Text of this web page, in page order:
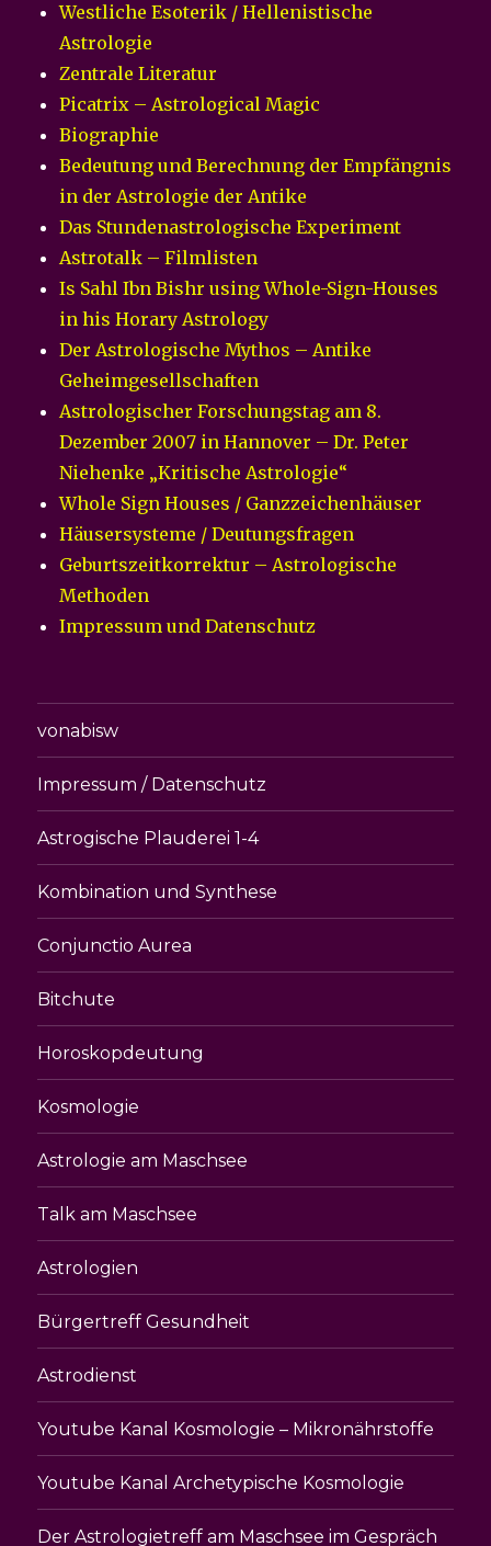
Westliche Esoterik / Hellenistische
Astrologie
Zentrale Literatur
Picatrix – Astrological Magic
Biographie
Bedeutung und Berechnung der Empfängnis
in der Astrologie der Antike
Das Stundenastrologische Experiment
Astrotalk – Filmlisten
Is Sahl Ibn Bishr using Whole-Sign-Houses
in his Horary Astrology
Der Astrologische Mythos – Antike
Geheimgesellschaften
Astrologischer Forschungstag am 8.
Dezember 2007 in Hannover – Dr. Peter
Niehenke „Kritische Astrologie“
Whole Sign Houses / Ganzzeichenhäuser
Häusersysteme / Deutungsfragen
Geburtszeitkorrektur – Astrologische
Methoden
Impressum und Datenschutz
vonabisw
Impressum / Datenschutz
Astrogische Plauderei 1-4
Kombination und Synthese
Conjunctio Aurea
Bitchute
Horoskopdeutung
Kosmologie
Astrologie am Maschsee
Talk am Maschsee
Astrologien
Bürgertreff Gesundheit
Astrodienst
Youtube Kanal Kosmologie – Mikronährstoffe
Youtube Kanal Archetypische Kosmologie
Der Astrologietreff am Maschsee im Gespräch